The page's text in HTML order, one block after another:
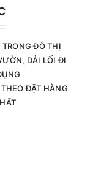
ĐÔ THỊ
DẢI LỐI ĐI
ĐẶT HÀNG